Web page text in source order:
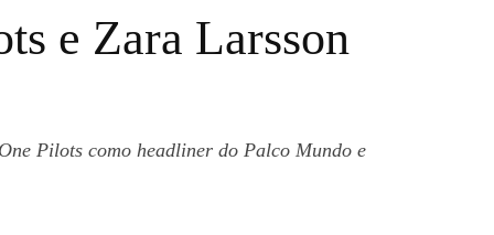
e Zara Larsson
Pilots como headliner do Palco Mundo e